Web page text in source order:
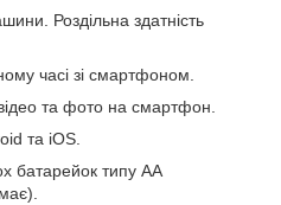
Роздільна здатність
часі зі смартфоном.
та фото на смартфон.
та iOS.
батарейок типу АА